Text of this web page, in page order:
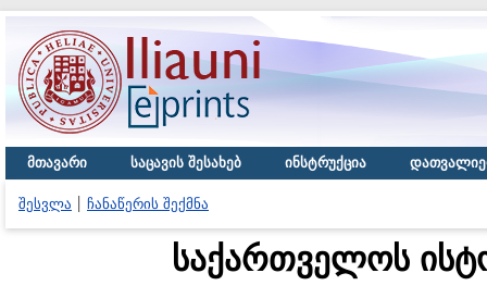
მთავარი საცავის შესახებ ინსტრუქცია
შესვლა ჩანაწერის შექმნა
საქართველოს